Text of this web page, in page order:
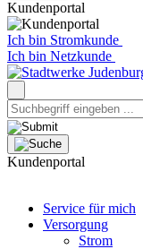
Kundenportal
Ich bin Stromkunde
Ich bin Netzkunde
Kundenportal
Service für mich
Versorgung
Strom